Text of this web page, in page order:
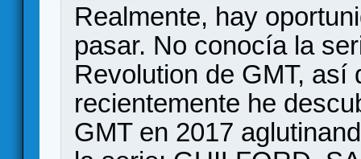
Realmente, hay
pasar. No conocía la
Revolution de GMT, así
recientemente he
GMT en 2017